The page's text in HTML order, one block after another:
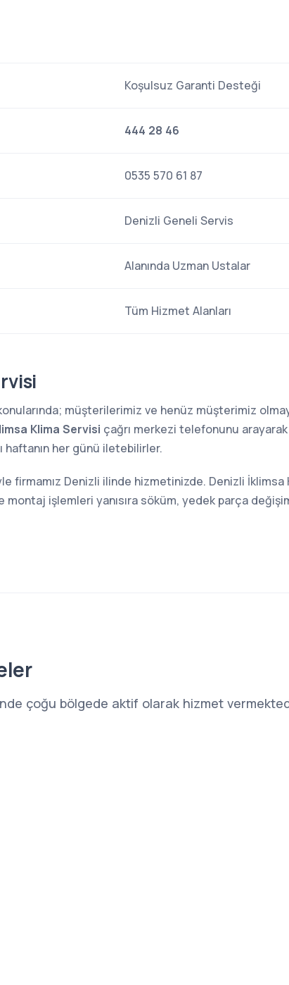
Koşulsuz Garanti Desteği
444 28 46
0535 570 61 87
Denizli Geneli Servis
Alanında Uzman Ustalar
Tüm Hizmet Alanları
müşterilerimiz ve henüz müşterimiz
Klima Servisi çağrı merkezi telefonunu
haftanın her günü iletebilirler.
firmamız Denizli ilinde hizmetinizde. Denizli İklimsa
montaj işlemleri yanısıra söküm, yedek parça
çoğu bölgede aktif olarak hizmet